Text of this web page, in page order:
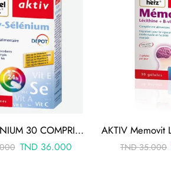
AKTIV SELENIUM 30 COMPRIMÉS
TND36.000 TND35.000